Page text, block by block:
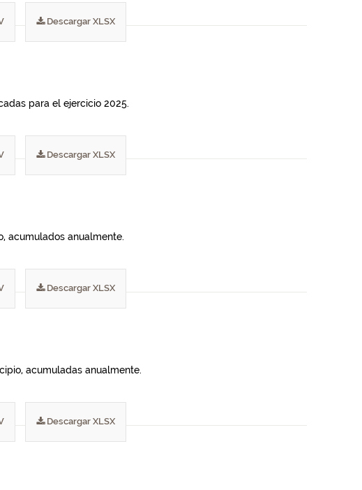
Descargar XLSX
para el ejercicio 2025.
Descargar XLSX
acumulados anualmente.
Descargar XLSX
acumuladas anualmente.
Descargar XLSX